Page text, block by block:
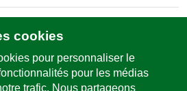
cookies
pour personnaliser le
pour les médias
trafic. Nous partageons
Écrivez-nous
de contact & sites